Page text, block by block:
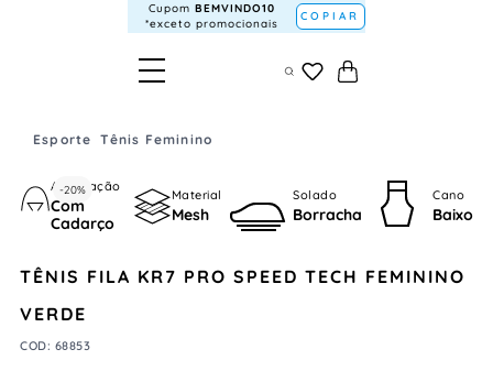
Cupom BEMVINDO10
*exceto promocionais
COPIAR
Esporte Tênis Feminino
-20%
Amarração
Com
Cadarço
Material
Mesh
Solado
Borracha
Cano
Baixo
TÊNIS FILA KR7 PRO SPEED TECH FEMININO
VERDE
COD: 68853